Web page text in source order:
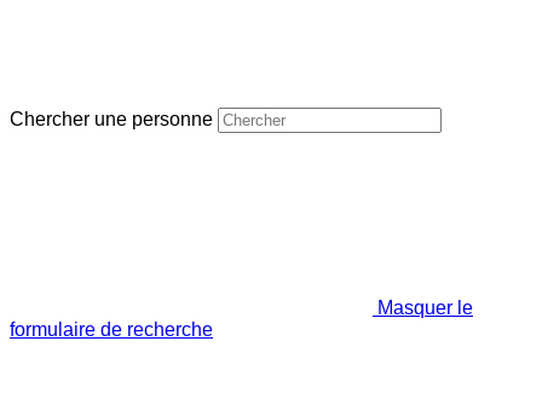
Chercher une personne
Masquer le
formulaire de recherche